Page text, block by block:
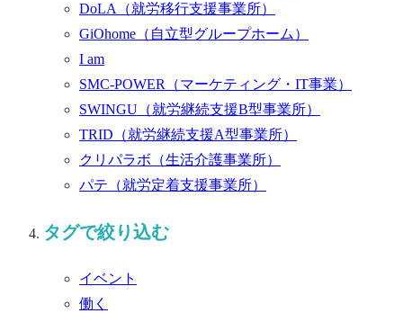
DoLA
（就労移行支援事業所）
GiOhome （自立型グループホーム）
I am
SMC-POWER
（マーケティング・IT事業）
SWINGU （就労継続支援B型事業所）
TRID （就労継続支援A型事業所）
クリパラボ （生活介護事業所）
パテ （就労定着支援事業所）
タグで絞り込む
イベント
働く